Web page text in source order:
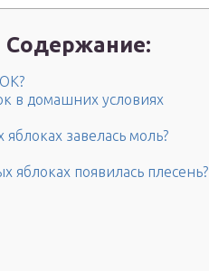
Содержание:
в домашних условиях
завелась моль?
яблоках появилась плесень?